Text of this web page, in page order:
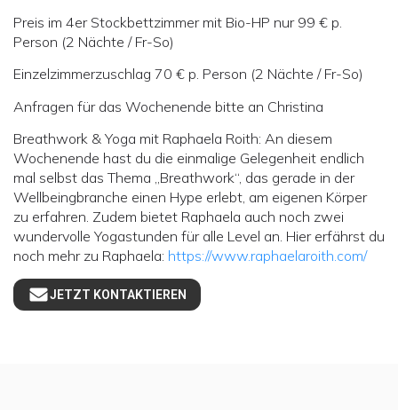
Preis im 4er Stockbettzimmer mit Bio-HP nur 99 € p.
Person (2 Nächte / Fr-So)
Einzelzimmerzuschlag 70 € p. Person (2 Nächte / Fr-So)
Anfragen für das Wochenende bitte an Christina
Breathwork & Yoga mit Raphaela Roith: An diesem
Wochenende hast du die einmalige Gelegenheit endlich
mal selbst das Thema „Breathwork“, das gerade in der
Wellbeingbranche einen Hype erlebt, am eigenen Körper
zu erfahren. Zudem bietet Raphaela auch noch zwei
wundervolle Yogastunden für alle Level an. Hier erfährst du
noch mehr zu Raphaela: https://www.raphaelaroith.com/
JETZT KONTAKTIEREN